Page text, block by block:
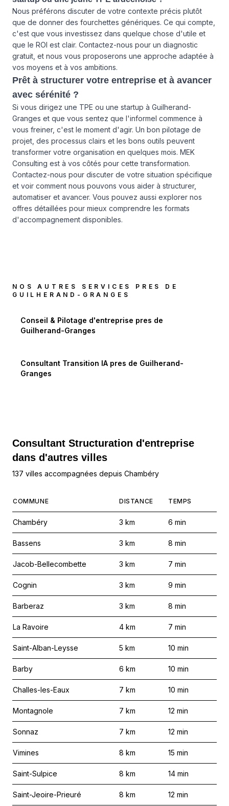
Nous préférons discuter de votre contexte précis plutôt
que de donner des fourchettes génériques. Ce qui compte,
c'est que vous investissez dans quelque chose d'utile et
que le ROI est clair. Contactez-nous pour un diagnostic
gratuit, et nous vous proposerons une approche adaptée à
vos moyens et à vos ambitions.
Prêt à structurer votre entreprise et à avancer
avec sérénité ?
Si vous dirigez une TPE ou une startup à Guilherand-
Granges et que vous sentez que l'informel commence à
vous freiner, c'est le moment d'agir. Un bon pilotage de
projet, des processus clairs et les bons outils peuvent
transformer votre organisation en quelques mois. MEK
Consulting est à vos côtés pour cette transformation.
Contactez-nous pour discuter de votre situation spécifique
et voir comment nous pouvons vous aider à structurer,
automatiser et avancer. Vous pouvez aussi explorer nos
offres détaillées pour mieux comprendre les formats
d'accompagnement disponibles.
NOS AUTRES SERVICES PRES DE
GUILHERAND-GRANGES
Conseil & Pilotage d'entreprise pres de
Guilherand-Granges
Consultant Transition IA pres de Guilherand-
Granges
Consultant Structuration d'entreprise
dans d'autres villes
137 villes accompagnées depuis Chambéry
COMMUNE DISTANCE TEMPS
Chambéry 3 km 6 min
Bassens 3 km 8 min
Jacob-Bellecombette 3 km 7 min
Cognin 3 km 9 min
Barberaz 3 km 8 min
La Ravoire 4 km 7 min
Saint-Alban-Leysse 5 km 10 min
Barby 6 km 10 min
Challes-les-Eaux 7 km 10 min
Montagnole 7 km 12 min
Sonnaz 7 km 12 min
Vimines 8 km 15 min
Saint-Sulpice 8 km 14 min
Saint-Jeoire-Prieuré 8 km 12 min